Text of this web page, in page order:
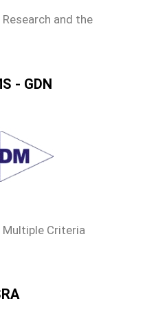
and the
- GDN
Criteria